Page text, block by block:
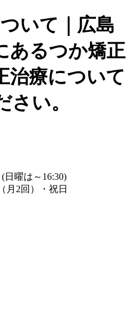
いて｜広島
あるつか矯正
治療について
い。
曜は～16:30)
2回）・祝日